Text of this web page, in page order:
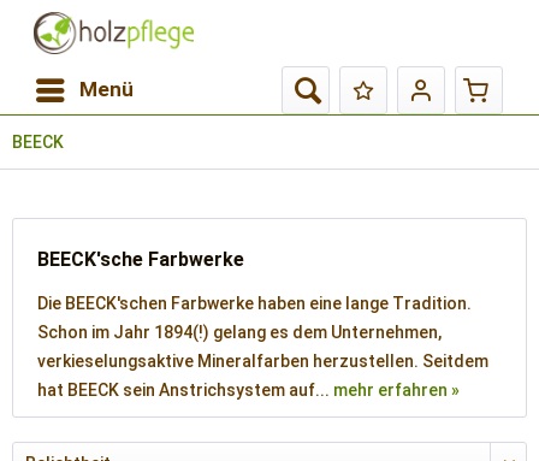
Menü
BEECK
BEECK'sche Farbwerke
Die BEECK'schen Farbwerke haben eine lange Tradition.
Schon im Jahr 1894(!) gelang es dem Unternehmen,
verkieselungsaktive Mineralfarben herzustellen. Seitdem
hat BEECK sein Anstrichsystem auf... mehr erfahren »